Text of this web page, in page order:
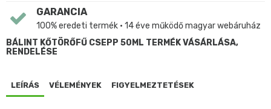
GARANCIA
100% eredeti termék • 14 éve működő magyar webáruház
BÁLINT KŐTÖRŐFŰ CSEPP 50ML TERMÉK VÁSÁRLÁSA,
RENDELÉSE
LEÍRÁS VÉLEMÉNYEK FIGYELMEZTETÉSEK